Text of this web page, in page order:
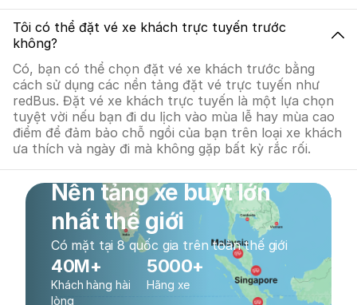
Tôi có thể đặt vé xe khách trực tuyến trước
không?
Có, bạn có thể chọn đặt vé xe khách trước bằng
cách sử dụng các nền tảng đặt vé trực tuyến như
redBus. Đặt vé xe khách trực tuyến là một lựa chọn
tuyệt vời nếu bạn đi du lịch vào mùa lễ hay mùa cao
điểm để đảm bảo chỗ ngồi của bạn trên loại xe khách
ưa thích và ngày đi mà không gặp bất kỳ rắc rối.
Nền tảng xe buýt lớn
nhất thế giới
Có mặt tại 8 quốc gia trên toàn thế giới
40M+
Khách hàng hài
lòng
5000+
Hãng xe